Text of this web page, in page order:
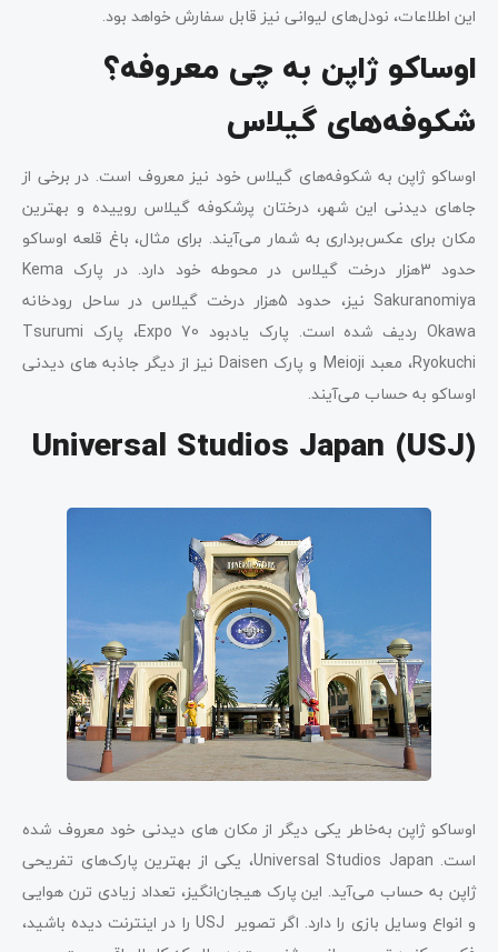
این اطلاعات، نودل‌های لیوانی نیز قابل‌ سفارش خواهد بود.
اوساکو ژاپن به چی معروفه؟
شکوفه‌های گیلاس
اوساکو ژاپن به شکوفه‌های گیلاس خود نیز معروف است. در برخی از
جاهای دیدنی این شهر، درختان پرشکوفه گیلاس روییده و بهترین
مکان برای عکس‌برداری به شمار می‌آیند. برای مثال، باغ قلعه اوساکو
حدود 3هزار درخت گیلاس در محوطه خود دارد. در پارک Kema
Sakuranomiya نیز، حدود 5هزار درخت گیلاس در ساحل رودخانه
Okawa ردیف شده است. پارک یادبود Expo 70، پارک Tsurumi
Ryokuchi، معبد Meioji و پارک Daisen نیز از دیگر جاذبه ‌های دیدنی
اوساکو به حساب می‌آیند.
Universal Studios Japan (USJ)
اوساکو ژاپن به‌خاطر یکی دیگر از مکان ‌های دیدنی خود معروف شده
است. Universal Studios Japan، یکی از بهترین پارک‌های تفریحی
ژاپن به حساب می‌آید. این پارک هیجان‌انگیز، تعداد زیادی ترن‌ هوایی
و انواع وسایل بازی را دارد. اگر تصویر USJ را در اینترنت دیده باشید،